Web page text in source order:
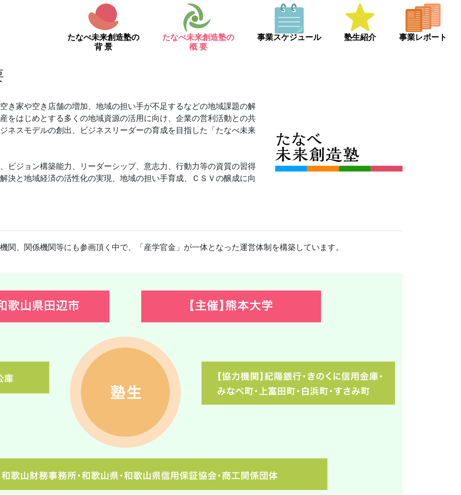
たなべ未来創造塾の
背 景
たなべ未来創造塾の
概 要
事業スケジュール 塾生紹介 事業レポート
き家や空き店舗の増加、地域の担い手が不足するなどの地域課題の解
をはじめとする多くの地域資源の活用に向け、企業の営利活動との共
ネスモデルの創出、ビジネスリーダーの育成を目指した「たなべ未来
ビジョン構築能力、リーダーシップ、意志力、行動力等の資質の習得
決と地域経済の活性化の実現、地域の担い手育成、ＣＳＶの醸成に向
関、関係機関等にも参画頂く中で、「産学官金」が一体となった運営体制を構築しています。